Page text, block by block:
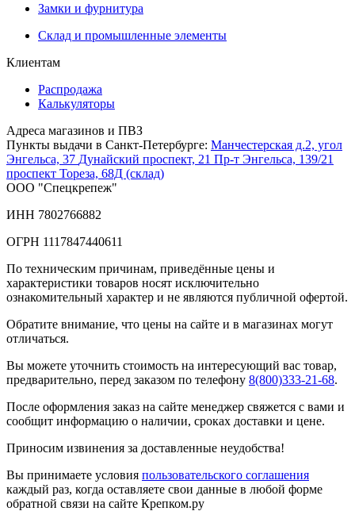
Замки и фурнитура
Склад и промышленные элементы
Клиентам
Распродажа
Калькуляторы
Адреса магазинов и ПВЗ
Пункты выдачи в Санкт-Петербурге: Манчестерская д.2, угол
Энгельса, 37 Дунайский проспект, 21 Пр-т Энгельса, 139/21
проспект Тореза, 68Д (склад)
ООО "Спецкрепеж"
ИНН 7802766882
ОГРН 1117847440611
По техническим причинам, приведённые цены и
характеристики товаров носят исключительно
ознакомительный характер и не являются публичной офертой.
Обратите внимание, что цены на сайте и в магазинах могут
отличаться.
Вы можете уточнить стоимость на интересующий вас товар,
предварительно, перед заказом по телефону 8(800)333-21-68.
После оформления заказ на сайте менеджер свяжется с вами и
сообщит информацию о наличии, сроках доставки и цене.
Приносим извинения за доставленные неудобства!
Вы принимаете условия пользовательского соглашения
каждый раз, когда оставляете свои данные в любой форме
обратной связи на сайте Крепком.ру